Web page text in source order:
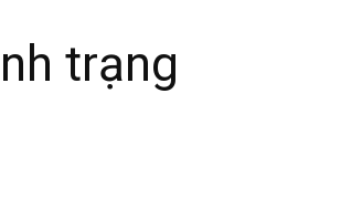
trạng